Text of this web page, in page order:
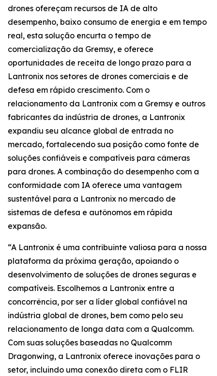
drones ofereçam recursos de IA de alto
desempenho, baixo consumo de energia e em tempo
real, esta solução encurta o tempo de
comercialização da Gremsy, e oferece
oportunidades de receita de longo prazo para a
Lantronix nos setores de drones comerciais e de
defesa em rápido crescimento. Com o
relacionamento da Lantronix com a Gremsy e outros
fabricantes da indústria de drones, a Lantronix
expandiu seu alcance global de entrada no
mercado, fortalecendo sua posição como fonte de
soluções confiáveis e compatíveis para câmeras
para drones. A combinação do desempenho com a
conformidade com IA oferece uma vantagem
sustentável para a Lantronix no mercado de
sistemas de defesa e autônomos em rápida
expansão.
“A Lantronix é uma contribuinte valiosa para a nossa
plataforma da próxima geração, apoiando o
desenvolvimento de soluções de drones seguras e
compatíveis. Escolhemos a Lantronix entre a
concorrência, por ser a líder global confiável na
indústria global de drones, bem como pelo seu
relacionamento de longa data com a Qualcomm.
Com suas soluções baseadas no Qualcomm
Dragonwing, a Lantronix oferece inovações para o
setor, incluindo uma conexão direta com o FLIR